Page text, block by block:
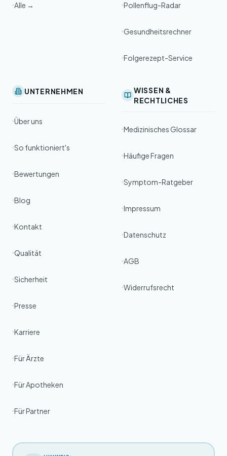
Alle → Pollenflug-Radar
Gesundheitsrechner
Folgerezept-Service
UNTERNEHMEN
Über uns
So funktioniert's
Bewertungen
Blog
Kontakt
Qualität
Sicherheit
Presse
Karriere
Für Ärzte
Für Apotheken
Für Partner
WISSEN &
RECHTLICHES
Medizinisches Glossar
Häufige Fragen
Symptom-Ratgeber
Impressum
Datenschutz
AGB
Widerrufsrecht